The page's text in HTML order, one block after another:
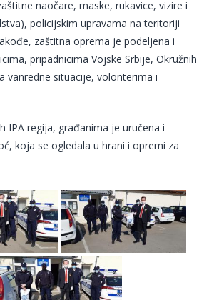
naočare, maske, rukavice, vizire i
policijskim upravama na teritoriji
zaštitna oprema je podeljena i
pripadnicima Vojske Srbije, Okružnih
vanredne situacije, volonterima i
IPA regija, građanima je uručena i
koja se ogledala u hrani i opremi za